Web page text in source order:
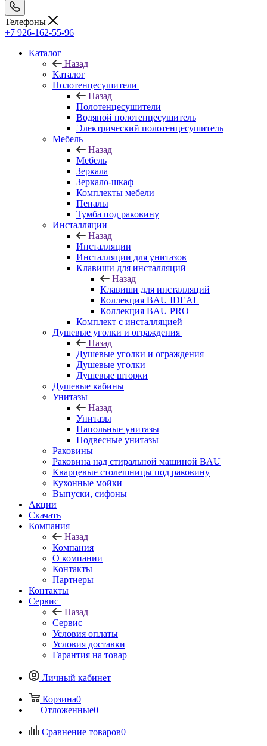
Телефоны
+7 926-162-55-96
Каталог
Назад
Каталог
Полотенцесушители
Назад
Полотенцесушители
Водяной полотенцесушитель
Электрический полотенцесушитель
Мебель
Назад
Мебель
Зеркала
Зеркало-шкаф
Комплекты мебели
Пеналы
Тумба под раковину
Инсталляции
Назад
Инсталляции
Инсталляции для унитазов
Клавиши для инсталляций
Назад
Клавиши для инсталляций
Коллекция BAU IDEAL
Коллекция BAU PRO
Комплект с инсталляцией
Душевые уголки и ограждения
Назад
Душевые уголки и ограждения
Душевые уголки
Душевые шторки
Душевые кабины
Унитазы
Назад
Унитазы
Напольные унитазы
Подвесные унитазы
Раковины
Раковина над стиральной машиной BAU
Кварцевые столешницы под раковину
Кухонные мойки
Выпуски, сифоны
Акции
Скачать
Компания
Назад
Компания
О компании
Контакты
Партнеры
Контакты
Сервис
Назад
Сервис
Условия оплаты
Условия доставки
Гарантия на товар
Личный кабинет
Корзина0
Отложенные0
Сравнение товаров0